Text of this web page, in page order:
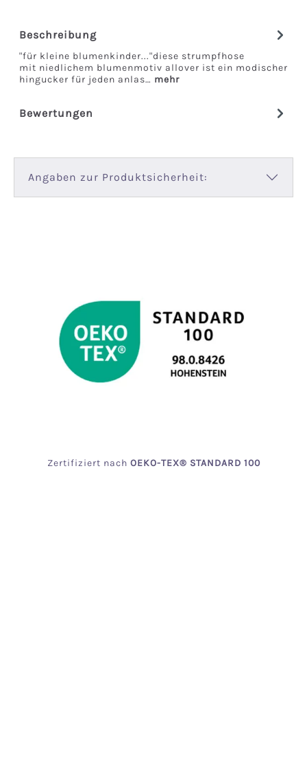
Beschreibung
"für kleine blumenkinder..."diese strumpfhose
mit niedlichem blumenmotiv allover ist ein modischer
hingucker für jeden anlas… mehr
Bewertungen
Angaben zur Produktsicherheit:
Zertifiziert nach OEKO-TEX® STANDARD 100